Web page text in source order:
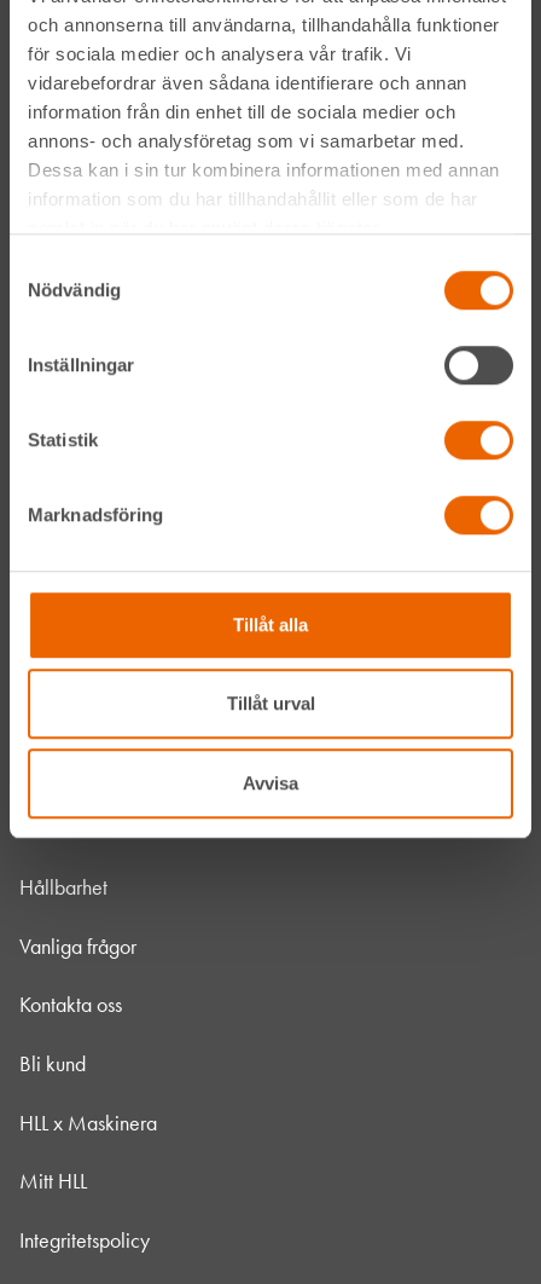
och annonserna till användarna, tillhandahålla funktioner
för sociala medier och analysera vår trafik. Vi
vidarebefordrar även sådana identifierare och annan
information från din enhet till de sociala medier och
annons- och analysföretag som vi samarbetar med.
Dessa kan i sin tur kombinera informationen med annan
information som du har tillhandahållit eller som de har
Nödvändig
Inställningar
Statistik
Marknadsföring
Tillåt alla
Tillåt urval
Avvisa
Genom att anmäla mig till nyhetsbrevet godkänner jag
Hyreslandslagets
integritetspolicy
LinkedIn
Våra maskiner
Våra depåer
Om HLL
Hållbarhet
Vanliga frågor
Kontakta oss
Bli kund
HLL x Maskinera
Mitt HLL
Integritetspolicy